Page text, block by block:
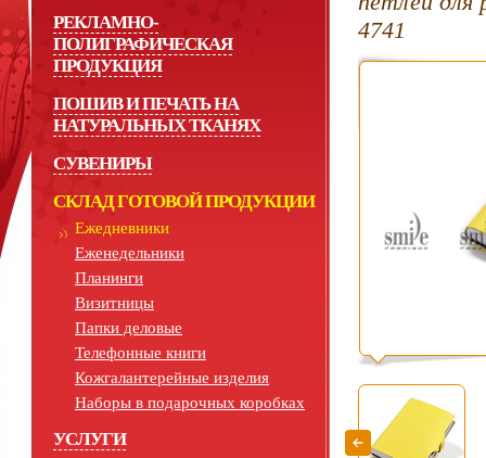
РЕКЛАМНО-
ПОЛИГРАФИЧЕСКАЯ
ПРОДУКЦИЯ
ПОШИВ И ПЕЧАТЬ НА
НАТУРАЛЬНЫХ ТКАНЯХ
СУВЕНИРЫ
СКЛАД ГОТОВОЙ ПРОДУКЦИИ
Ежедневники
Еженедельники
Планинги
Визитницы
Папки деловые
Телефонные книги
Кожгалантерейные изделия
Наборы в подарочных коробках
УСЛУГИ
4741